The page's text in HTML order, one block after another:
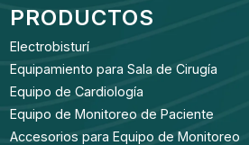
PRODUCTOS
Electrobisturí
Equipamiento para Sala de Cirugía
Equipo de Cardiología
Equipo de Monitoreo de Paciente
Accesorios para Equipo de Monitoreo